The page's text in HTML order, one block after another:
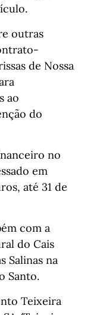
outras
de Nossa
ao
do
no
em
até 31 de
com a
do Cais
Salinas na
Santo.
Teixeira